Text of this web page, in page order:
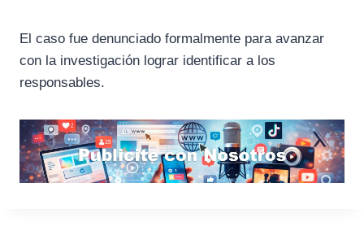
El caso fue denunciado formalmente para avanzar
con la investigación lograr identificar a los
responsables.